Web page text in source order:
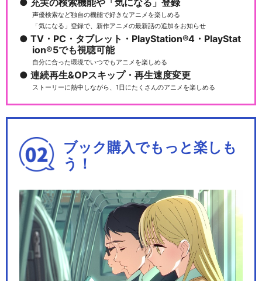
SDガンダムワールド 三国創
傑伝
SDガンダムワールド ヒーロ
ーズ
機動戦士Gundam GQuuuuuu
X（ジー…
充実の検索機能や「気になる」登録
声優検索など独自の機能で好きなアニメを楽しめる
「気になる」登録で、新作アニメの最新話の追加をお知らせ
TV・PC・タブレット・PlayStation®4・PlayStat
ion®5でも視聴可能
自分に合った環境でいつでもアニメを楽しめる
連続再生&OPスキップ・再生速度変更
ストーリーに熱中しながら、1日にたくさんのアニメを楽しめる
ブック購入でもっと楽しも
う！